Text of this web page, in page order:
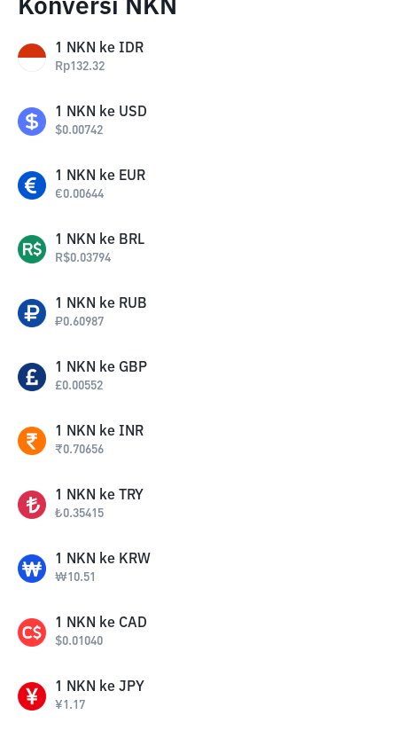
Konversi NKN
1 NKN ke IDR
Rp132.32
1 NKN ke USD
$0.00742
1 NKN ke EUR
€0.00644
1 NKN ke BRL
R$0.03794
1 NKN ke RUB
₽0.60987
1 NKN ke GBP
£0.00552
1 NKN ke INR
₹0.70656
1 NKN ke TRY
₺0.35415
1 NKN ke KRW
₩10.51
1 NKN ke CAD
$0.01040
1 NKN ke JPY
¥1.17